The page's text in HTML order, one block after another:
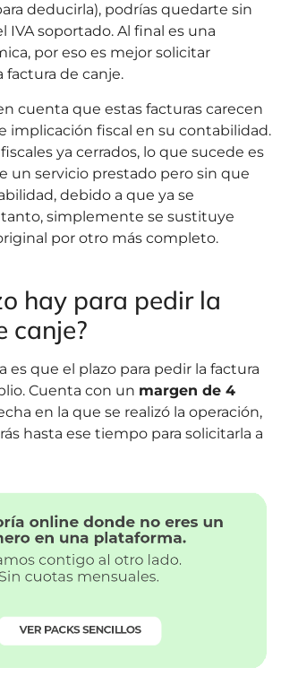
deducirla), podrías quedarte sin
IVA soportado. Al final es una
por eso es mejor solicitar
de canje.
cuenta que estas facturas carecen
implicación fiscal en su contabilidad.
ya cerrados, lo que sucede es
un servicio prestado pero sin que
debido a que ya se
simplemente se sustituye
por otro más completo.
hay para pedir la
canje?
es que el plazo para pedir la factura
Cuenta con un margen de 4
en la que se realizó la operación,
hasta ese tiempo para solicitarla a